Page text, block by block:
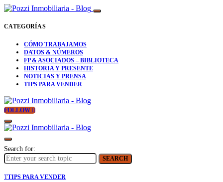
CATEGORÍAS
CÓMO TRABAJAMOS
DATOS & NÚMEROS
FP & ASOCIADOS – BIBLIOTECA
HISTORIA Y PRESENTE
NOTICIAS Y PRENSA
TIPS PARA VENDER
FOLLOW
Search for:
SEARCH
TTIPS PARA VENDER